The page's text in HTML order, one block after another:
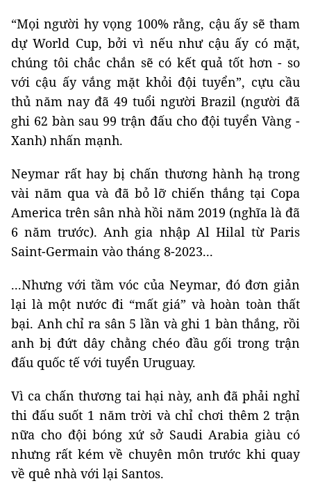
“Mọi người hy vọng 100% rằng, cậu ấy sẽ tham
dự World Cup, bởi vì nếu như cậu ấy có mặt,
chúng tôi chắc chắn sẽ có kết quả tốt hơn - so
với cậu ấy vắng mặt khỏi đội tuyển”, cựu cầu
thủ năm nay đã 49 tuổi người Brazil (người đã
ghi 62 bàn sau 99 trận đấu cho đội tuyển Vàng -
Xanh) nhấn mạnh.
Neymar rất hay bị chấn thương hành hạ trong
vài năm qua và đã bỏ lỡ chiến thắng tại Copa
America trên sân nhà hồi năm 2019 (nghĩa là đã
6 năm trước). Anh gia nhập Al Hilal từ Paris
Saint-Germain vào tháng 8-2023...
...Nhưng với tầm vóc của Neymar, đó đơn giản
lại là một nước đi “mất giá” và hoàn toàn thất
bại. Anh chỉ ra sân 5 lần và ghi 1 bàn thắng, rồi
anh bị đứt dây chằng chéo đầu gối trong trận
đấu quốc tế với tuyển Uruguay.
Vì ca chấn thương tai hại này, anh đã phải nghỉ
thi đấu suốt 1 năm trời và chỉ chơi thêm 2 trận
nữa cho đội bóng xứ sở Saudi Arabia giàu có
nhưng rất kém về chuyên môn trước khi quay
về quê nhà với lại Santos.